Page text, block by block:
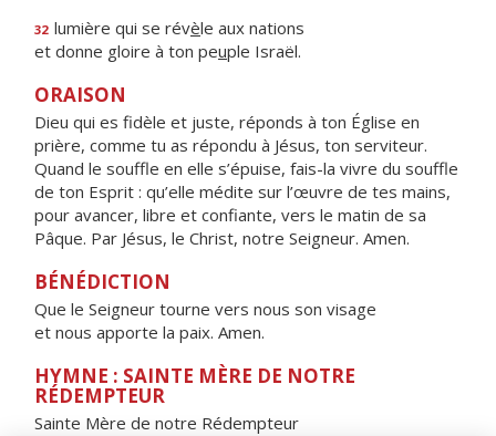
32 lumière qui se révèle aux nations
et donne gloire à ton peuple Israël.
ORAISON
Dieu qui es fidèle et juste, réponds à ton Église en
prière, comme tu as répondu à Jésus, ton serviteur.
Quand le souffle en elle s’épuise, fais-la vivre du souffle
de ton Esprit : qu’elle médite sur l’œuvre de tes mains,
pour avancer, libre et confiante, vers le matin de sa
Pâque. Par Jésus, le Christ, notre Seigneur. Amen.
BÉNÉDICTION
Que le Seigneur tourne vers nous son visage
et nous apporte la paix. Amen.
HYMNE : SAINTE MÈRE DE NOTRE
RÉDEMPTEUR
Sainte Mère de notre Rédempteur